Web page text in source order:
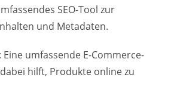
SEO-Tool zur
und Metadaten.
umfassende E-Commerce-
hilft, Produkte online zu